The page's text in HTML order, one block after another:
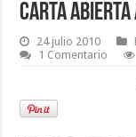
Carta Abierta
24 julio 2010
1 Comentario